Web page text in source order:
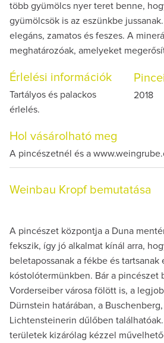
több gyümölcs nyer teret benne,
gyümölcsök is az eszünkbe
elegáns, zamatos és feszes. A
meghatározóak, amelyeket
Érlelési információk
Tartályos és palackos
érlelés.
2018
Hol vásárolható meg
A pincészetnél és a
Weinbau Kropf bemutatása
A pincészet központja a Duna
fekszik, így jó alkalmat kínál arra,
beletapossanak a fékbe és tartsanak
kóstolótermünkben. Bár a pincészet
Vorderseiber városa fölött is, a
Dürnstein határában, a
Lichtensteinerin dűlőben
területek kizárólag kézzel